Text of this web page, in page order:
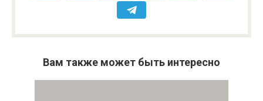
Вам также может быть интересно